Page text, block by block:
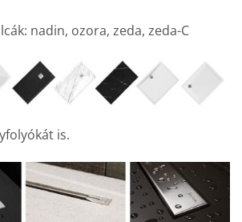
nadin, ozora, zeda, zeda-C
is.